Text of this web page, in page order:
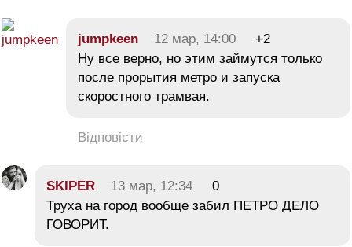
jumpkeen 12 мар, 14:00
+2
Ну все верно, но этим займутся только
после прорытия метро и запуска
скоростного трамвая.
Відповісти
SKIPER 13 мар, 12:34
0
Труха на город вообще забил ПЕТРО ДЕЛО
ГОВОРИТ.